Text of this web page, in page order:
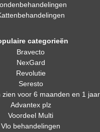
categorieën
Bravecto
NexGard
Revolutie
Seresto
zien voor 6 maanden en 1
Advantex plz
Voordeel Multi
Vlo behandelingen